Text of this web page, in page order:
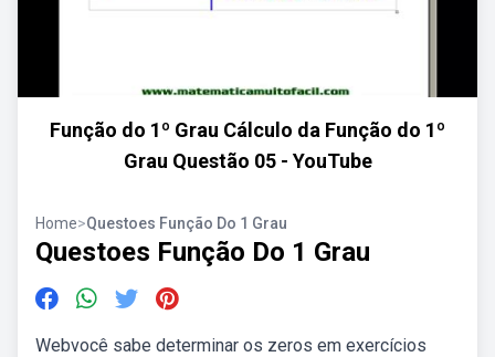
Função do 1º Grau Cálculo da Função do 1º
Grau Questão 05 - YouTube
Home>Questoes Função Do 1 Grau
Questoes Função Do 1 Grau
Webvocê sabe determinar os zeros em exercícios